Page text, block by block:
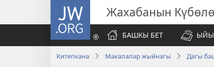
JW.ORG Жахабанын
БАШКЫ БЕТ
Китепкана Макалалар жыйнагы Дагы